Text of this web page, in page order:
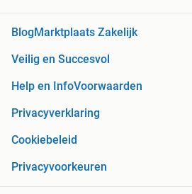
BlogMarktplaats Zakelijk
Veilig en Succesvol
Help en InfoVoorwaarden
Privacyverklaring
Cookiebeleid
Privacyvoorkeuren